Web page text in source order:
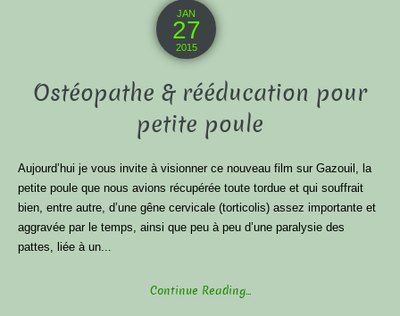
JAN
27
2015
Ostéopathe & rééducation pour
petite poule
Aujourd’hui je vous invite à visionner ce nouveau film sur Gazouil, la
petite poule que nous avions récupérée toute tordue et qui souffrait
bien, entre autre, d’une gêne cervicale (torticolis) assez importante et
aggravée par le temps, ainsi que peu à peu d’une paralysie des
pattes, liée à un...
Continue Reading...